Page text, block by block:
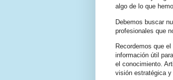
algo de lo que
Debemos buscar
profesionales que
Recordemos que
información útil
el conocimiento.
visión estratégica y